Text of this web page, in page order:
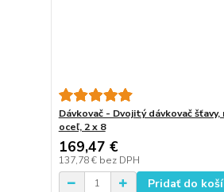
Dávkovač - Dvojitý dávkovač
oceľ, 2 x 8
169,47 €
137,78 € bez DPH
Pridať do